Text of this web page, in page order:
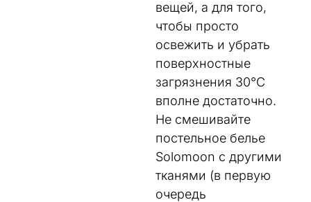
вещей, а для того,
чтобы просто
освежить и убрать
поверхностные
загрязнения 30°C
вполне достаточно.
Не смешивайте
постельное белье
Solomoon с другими
тканями (в первую
очередь